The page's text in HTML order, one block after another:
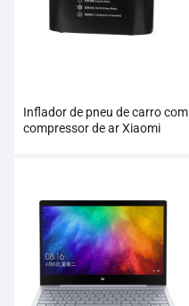
Inflador de pneu de carro com
compressor de ar Xiaomi